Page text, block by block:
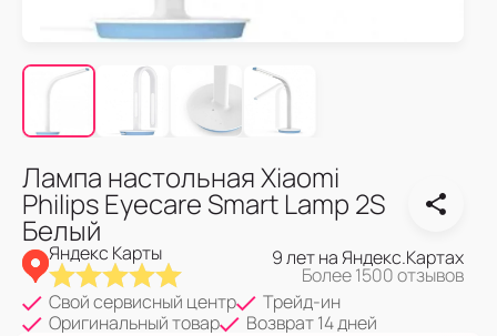
Лампа настольная Xiaomi
Philips Eyecare Smart Lamp 2S
Белый
Яндекс Карты 9 лет на Яндекс.Картах
Более 1500 отзывов
Свой сервисный центр
Трейд-ин
Оригинальный товар
Возврат 14 дней